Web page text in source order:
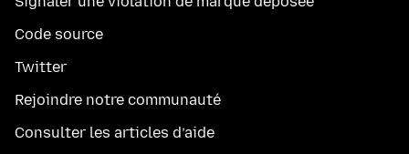
Code source
Twitter
Rejoindre notre communauté
Consulter les articles d’aide